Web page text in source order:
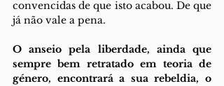
convencidas de que isto acabou. De que
já não vale a pena.
O anseio pela liberdade, ainda que
sempre bem retratado em teoria de
género, encontrará a sua rebeldia, o